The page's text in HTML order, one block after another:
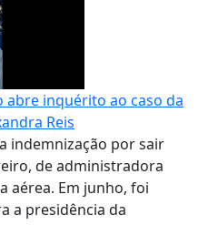
inquérito ao caso da
Reis
indemnização por sair
de administradora
aérea. Em junho, foi
a presidência da